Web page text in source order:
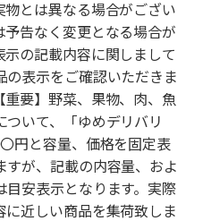
とは異なる場合がござい
告なく変更となる場合が
示の記載内容に関しまして
の表示をご確認いただきま
要】野菜、果物、肉、魚
いて、「ゆめデリバリ
円と容量、価格を固定表
すが、記載の内容量、およ
目安表示となります。実際
に近しい商品を集荷致しま